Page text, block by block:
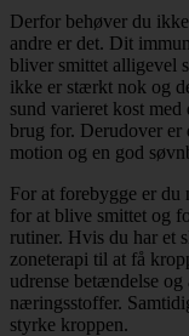
Derfor behøver du
andre er det. Dit
bliver smittet alligevel
ikke er stærkt nok og
sund varieret kost
brug for. Derudover
motion og en god
For at forebygge er
for at blive smittet og
rutiner. Hvis du har et
zoneterapi til at få
udrense betændelse
næringsstoffer.
styrke kroppen.